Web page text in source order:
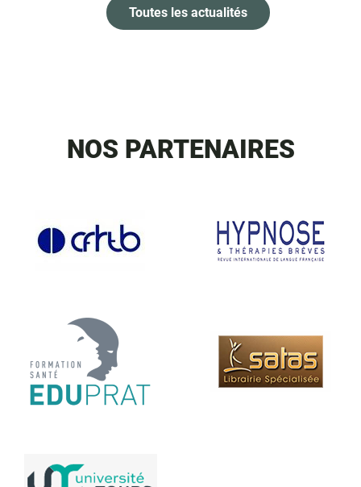
Toutes les actualités
NOS PARTENAIRES